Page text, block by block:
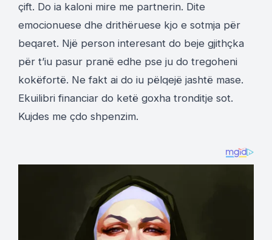
çift. Do ia kaloni mire me partnerin. Dite
emocionuese dhe drithëruese kjo e sotmja për
beqaret. Një person interesant do beje gjithçka
për t’iu pasur pranë edhe pse ju do tregoheni
kokëfortë. Ne fakt ai do iu pëlqejë jashtë mase.
Ekuilibri financiar do ketë goxha tronditje sot.
Kujdes me çdo shpenzim.